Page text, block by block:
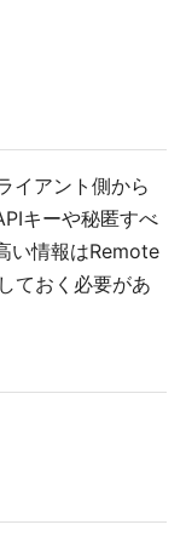
イアント側から
キーや秘匿すべ
い情報はRemote
ておく必要があ